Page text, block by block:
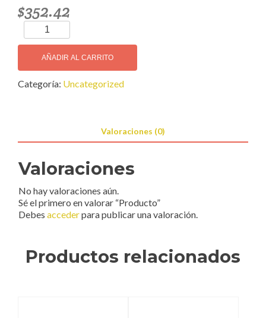
$352.42
Producto
cantidad
AÑADIR AL CARRITO
Categoría: Uncategorized
Valoraciones (0)
Valoraciones
No hay valoraciones aún.
Sé el primero en valorar “Producto”
Debes accederpara publicar una valoración.
Productos relacionados